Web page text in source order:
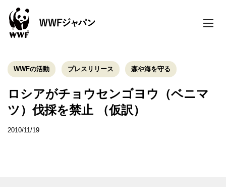
toggle
WWFの活動 プレスリリース 森や海を守る
ロシアがチョウセンゴヨウ（ベニマ
ツ）伐採を禁止 （仮訳）
2010/11/19